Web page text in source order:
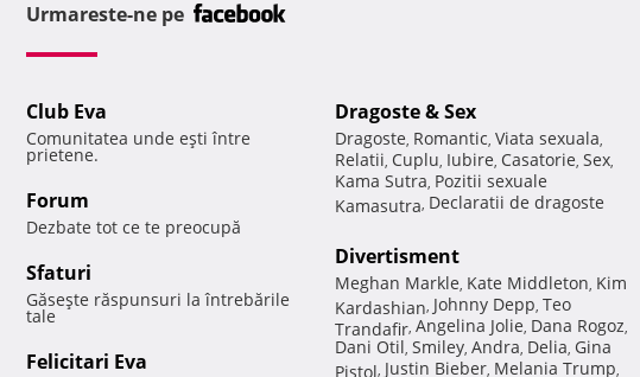
Urmareste-ne pe
Club Eva
Comunitatea unde eşti între
prietene.
Forum
Dezbate tot ce te preocupă
Sfaturi
Găseşte răspunsuri la întrebările
tale
Felicitari Eva
Dragoste & Sex
Dragoste, Romantic, Viata sexuala,
Relatii, Cuplu, Iubire, Casatorie, Sex,
Kama Sutra, Pozitii sexuale
Kamasutra, Declaratii de dragoste
Divertisment
Meghan Markle, Kate Middleton, Kim
Kardashian, Johnny Depp, Teo
Trandafir, Angelina Jolie, Dana Rogoz,
Dani Otil, Smiley, Andra, Delia, Gina
Pistol, Justin Bieber, Melania Trump,